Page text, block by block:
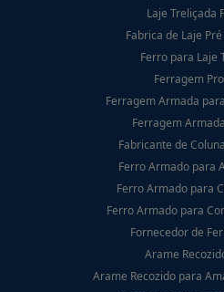
Laje Treliçada
Fabrica de Laje
Ferro para Laje
Ferragem
Ferragem Armada
Ferragem
Fabricante de
Ferro Armado para
Ferro Armado para
Ferro Armado para
Fornecedor de
Arame
Arame Recozido para